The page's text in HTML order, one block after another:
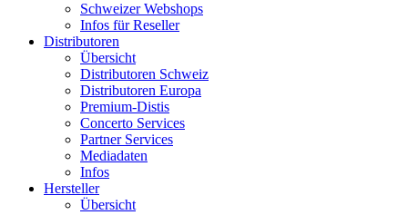
Schweizer Webshops
Infos für Reseller
Distributoren
Übersicht
Distributoren Schweiz
Distributoren Europa
Premium-Distis
Concerto Services
Partner Services
Mediadaten
Infos
Hersteller
Übersicht